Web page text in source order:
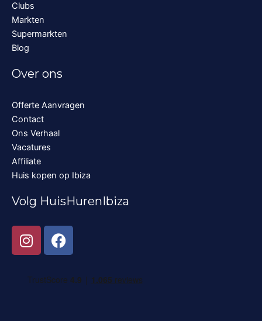
Clubs
Markten
Supermarkten
Blog
Over ons
Offerte Aanvragen
Contact
Ons Verhaal
Vacatures
Affiliate
Huis kopen op Ibiza
Volg HuisHurenIbiza
I
n
t
F
a
e